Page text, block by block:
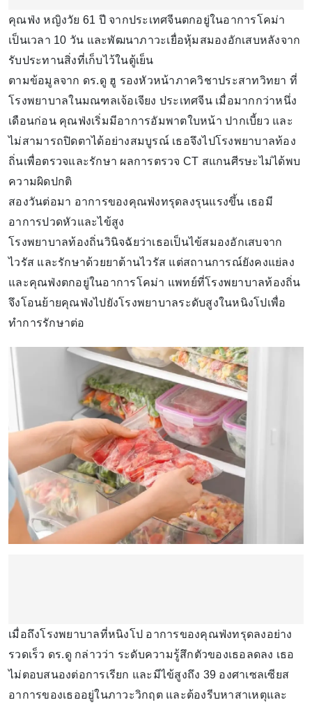
คุณฟ่ง หญิงวัย 61 ปี จากประเทศจีนตกอยู่ในอาการโคม่า
เป็นเวลา 10 วัน และพัฒนาภาวะเยื่อหุ้มสมองอักเสบหลังจาก
รับประทานสิ่งที่เก็บไว้ในตู้เย็น
ตามข้อมูลจาก ดร.ดู ฮู รองหัวหน้าภาควิชาประสาทวิทยา ที่
โรงพยาบาลในมณฑลเจ้อเจียง ประเทศจีน เมื่อมากกว่าหนึ่ง
เดือนก่อน คุณฟ่งเริ่มมีอาการอัมพาตใบหน้า ปากเบี้ยว และ
ไม่สามารถปิดตาได้อย่างสมบูรณ์ เธอจึงไปโรงพยาบาลท้อง
ถิ่นเพื่อตรวจและรักษา ผลการตรวจ CT สแกนศีรษะไม่ได้พบ
ความผิดปกติ
สองวันต่อมา อาการของคุณฟ่งทรุดลงรุนแรงขึ้น เธอมี
อาการปวดหัวและไข้สูง
โรงพยาบาลท้องถิ่นวินิจฉัยว่าเธอเป็นไข้สมองอักเสบจาก
ไวรัส และรักษาด้วยยาต้านไวรัส แต่สถานการณ์ยังคงแย่ลง
และคุณฟ่งตกอยู่ในอาการโคม่า แพทย์ที่โรงพยาบาลท้องถิ่น
จึงโอนย้ายคุณฟ่งไปยังโรงพยาบาลระดับสูงในหนิงโปเพื่อ
ทำการรักษาต่อ
เมื่อถึงโรงพยาบาลที่หนิงโป อาการของคุณฟ่งทรุดลงอย่าง
รวดเร็ว ดร.ดู กล่าวว่า ระดับความรู้สึกตัวของเธอลดลง เธอ
ไม่ตอบสนองต่อการเรียก และมีไข้สูงถึง 39 องศาเซลเซียส
อาการของเธออยู่ในภาวะวิกฤต และต้องรีบหาสาเหตุและ